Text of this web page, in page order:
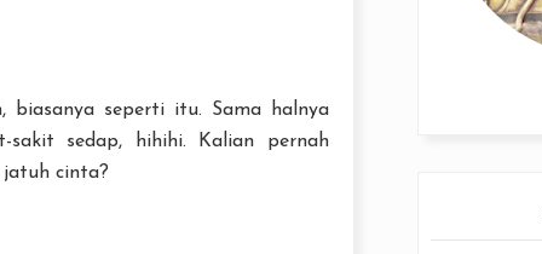
biasanya seperti itu. Sama halnya
sedap, hihihi. Kalian pernah
jatuh cinta?